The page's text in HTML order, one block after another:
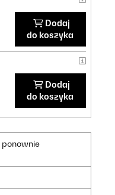
Dodaj
do koszyka
Dodaj
do koszyka
ponownie